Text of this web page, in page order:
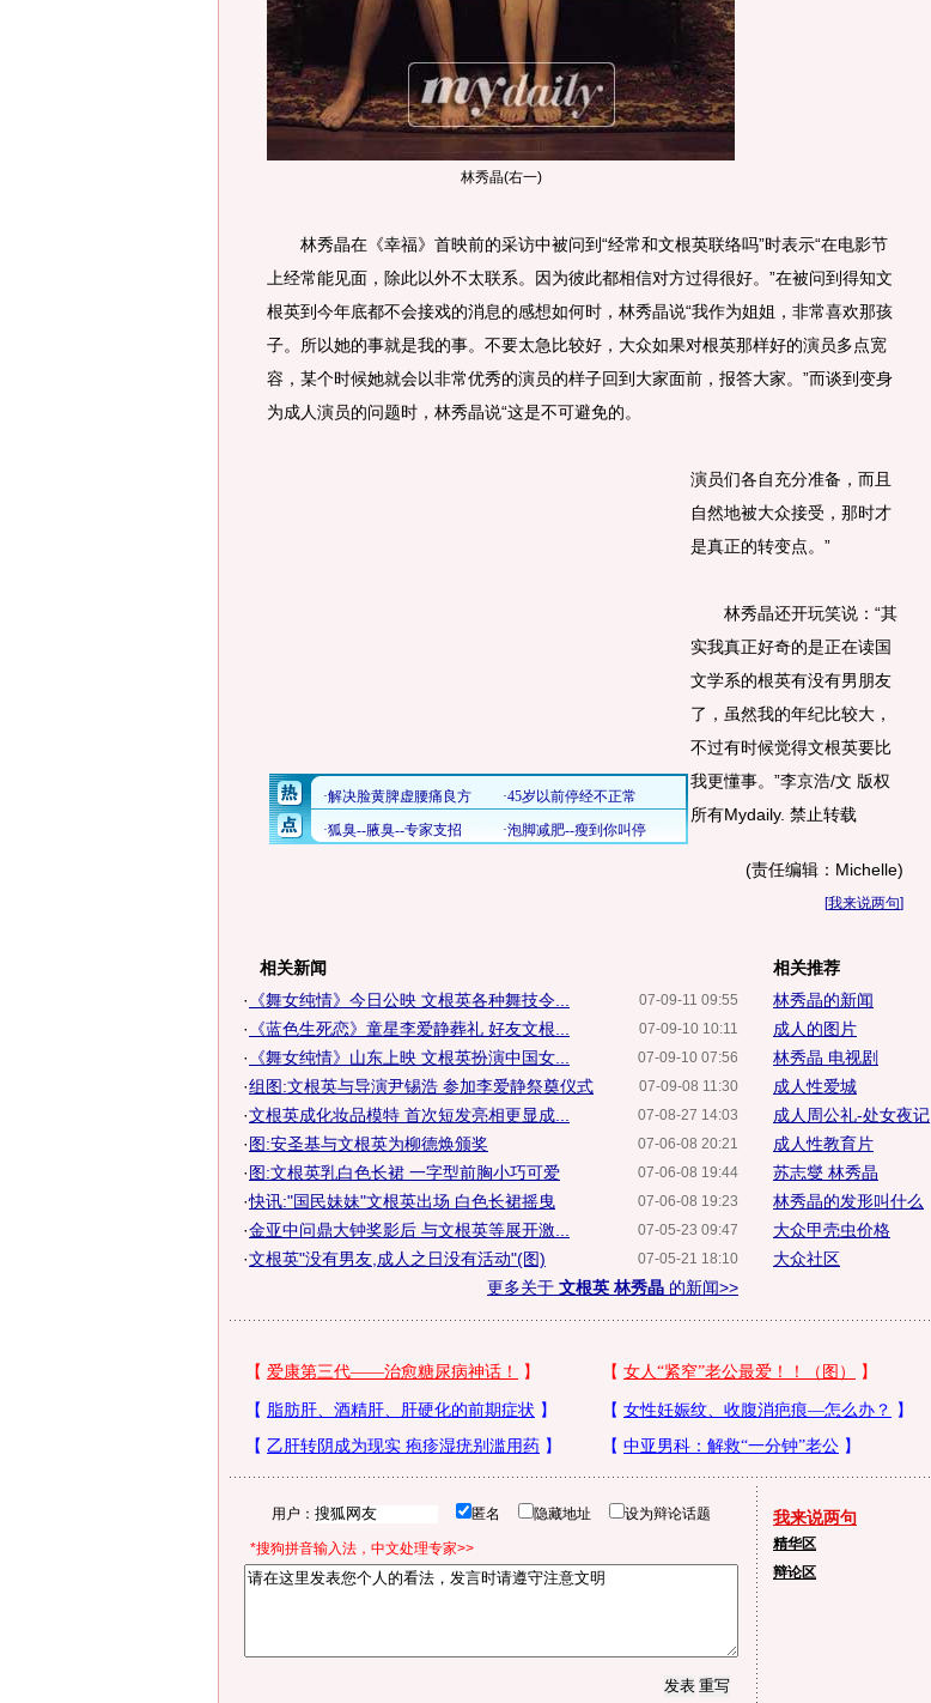
林秀晶(右一)
林秀晶在《幸福》首映前的采访中被问到“经常和文根英联络吗”时表示“在电影节
上经常能见面，除此以外不太联系。因为彼此都相信对方过得很好。”在被问到得知文
根英到今年底都不会接戏的消息的感想如何时，林秀晶说“我作为姐姐，非常喜欢那孩
子。所以她的事就是我的事。不要太急比较好，大众如果对根英那样好的演员多点宽
容，某个时候她就会以非常优秀的演员的样子回到大家面前，报答大家。”而谈到变身
为成人演员的问题时，林秀晶说“这是不可避免的。
演员们各自充分准备，而且
自然地被大众接受，那时才
是真正的转变点。”
林秀晶还开玩笑说：“其
实我真正好奇的是正在读国
文学系的根英有没有男朋友
了，虽然我的年纪比较大，
不过有时候觉得文根英要比
我更懂事。”李京浩/文 版权
所有Mydaily. 禁止转载
(责任编辑：Michelle)
[我来说两句]
相关新闻
07-09-11 09:55
· 《舞女纯情》今日公映 文根英各种舞技令...
07-09-10 10:11
· 《蓝色生死恋》童星李爱静葬礼 好友文根...
07-09-10 07:56
· 《舞女纯情》山东上映 文根英扮演中国女...
07-09-08 11:30
·组图:文根英与导演尹锡浩 参加李爱静祭奠仪式
07-08-27 14:03
·文根英成化妆品模特 首次短发亮相更显成...
07-06-08 20:21
·图:安圣基与文根英为柳德焕颁奖
07-06-08 19:44
·图:文根英乳白色长裙 一字型前胸小巧可爱
07-06-08 19:23
·快讯:"国民妹妹"文根英出场 白色长裙摇曳
07-05-23 09:47
·金亚中问鼎大钟奖影后 与文根英等展开激...
07-05-21 18:10
·文根英"没有男友,成人之日没有活动"(图)
更多关于 文根英 林秀晶 的新闻>>
相关推荐
林秀晶的新闻
成人的图片
林秀晶 电视剧
成人性爱城
成人周公礼-处女夜记
成人性教育片
苏志燮 林秀晶
林秀晶的发形叫什么
大众甲壳虫价格
大众社区
用户： 匿名 隐藏地址 设为辩论话题
*搜狗拼音输入法，中文处理专家>>
我来说两句
精华区
辩论区